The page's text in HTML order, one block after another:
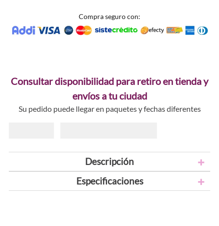
Compra seguro con:
Consultar disponibilidad para retiro en tienda y
envíos a tu ciudad
Su pedido puede llegar en paquetes y fechas diferentes
Descripción
Especificaciones